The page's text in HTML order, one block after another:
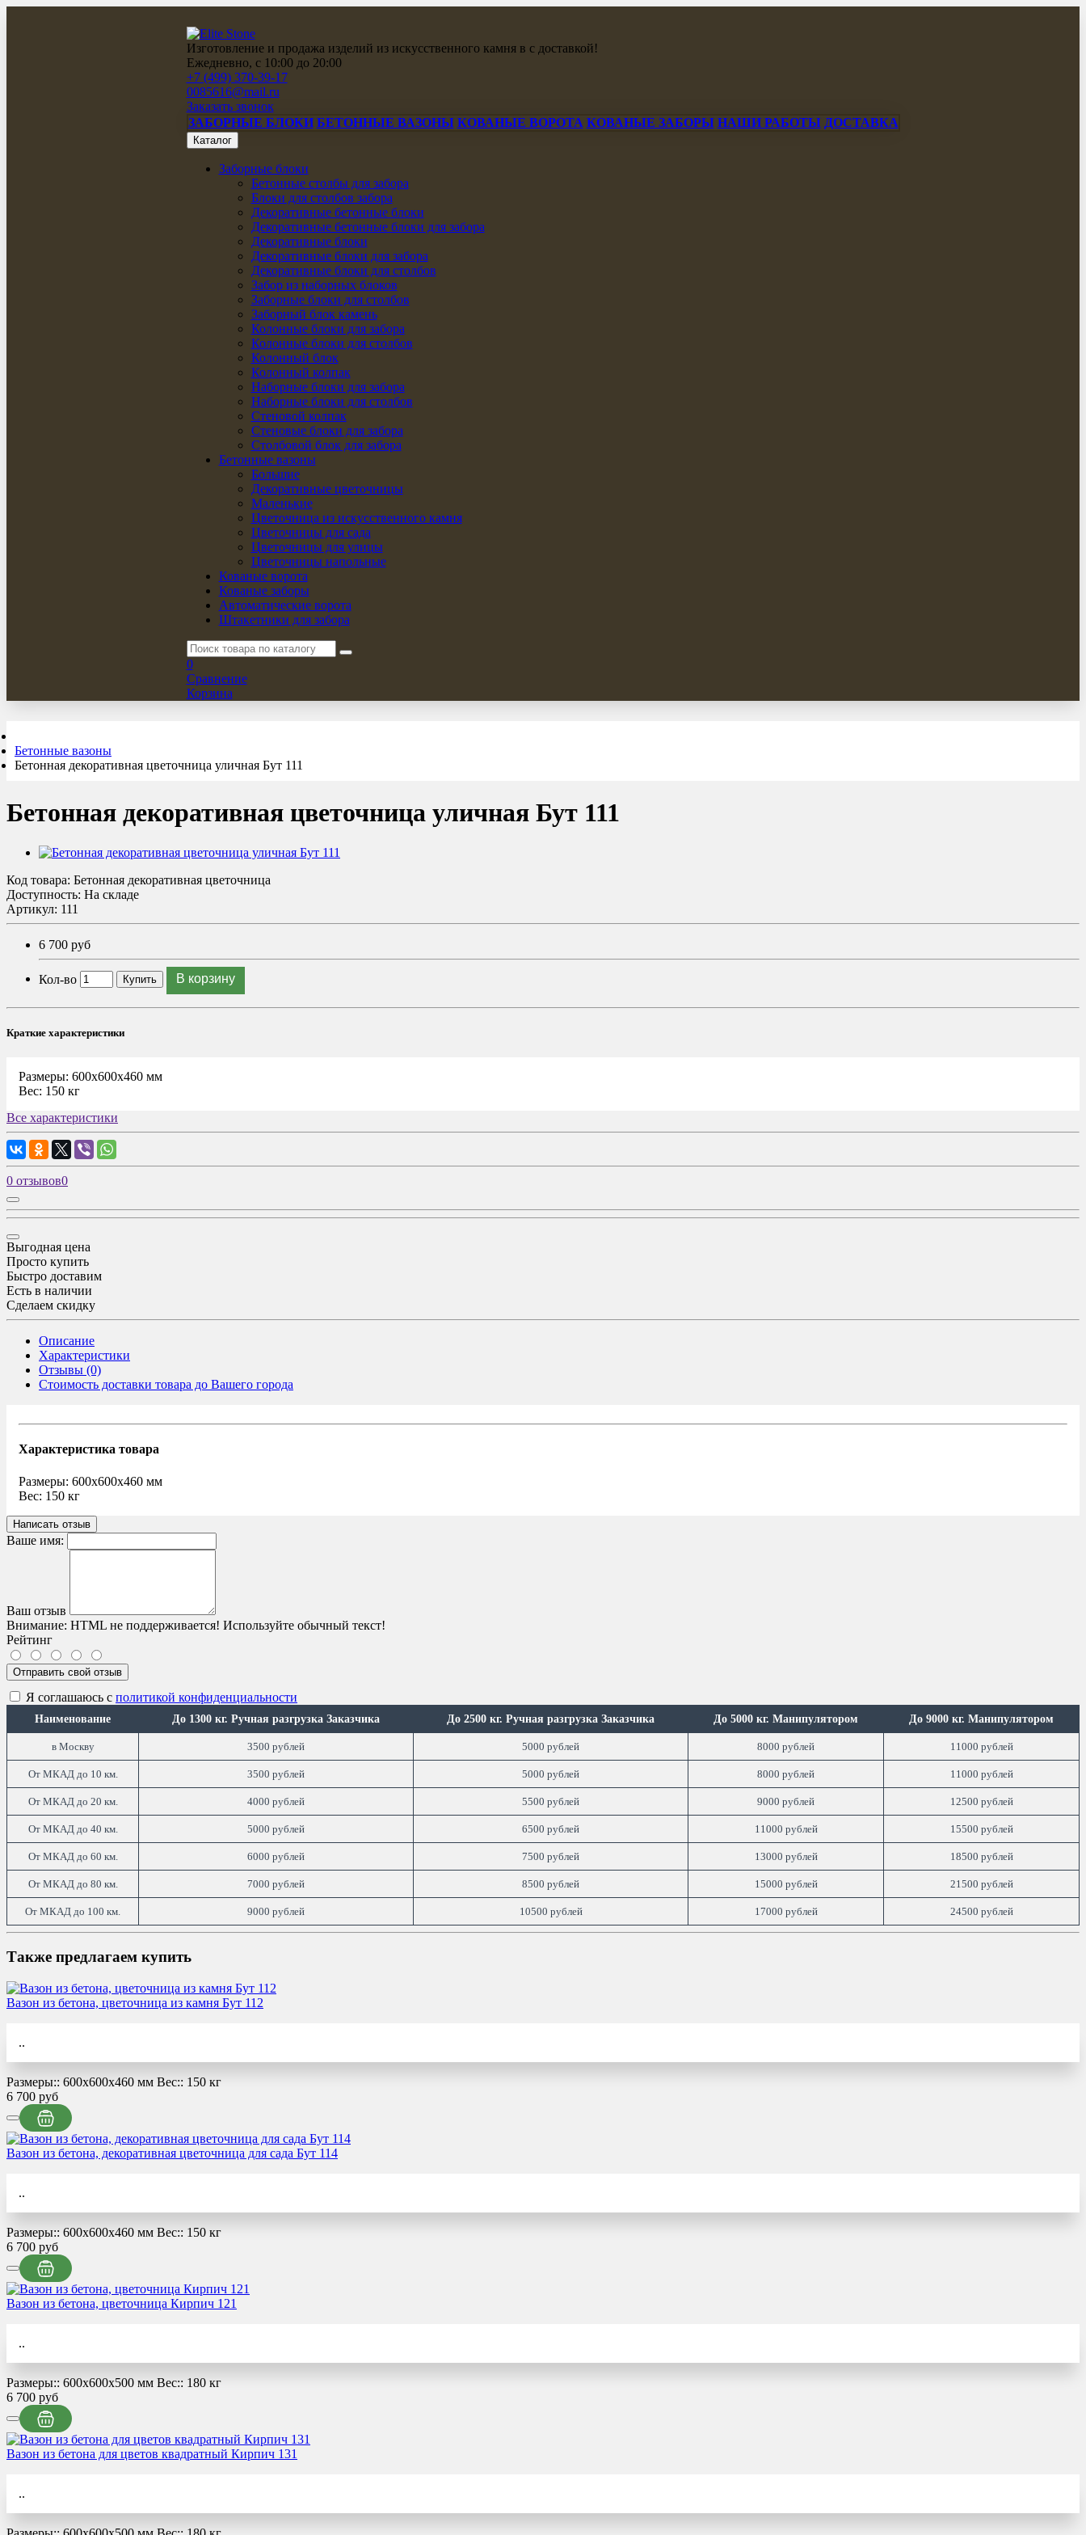
Изготовление и продажа изделий из искусственного камня в с доставкой!
Ежедневно, с 10:00 до 20:00
+7 (499) 370-39-17
0085616@mail.ru
Заказать звонок
ЗАБОРНЫЕ БЛОКИ БЕТОННЫЕ ВАЗОНЫ КОВАНЫЕ ВОРОТА КОВАНЫЕ ЗАБОРЫ НАШИ РАБОТЫ ДОСТАВКА
Каталог
Заборные блоки
Бетонные столбы для забора
Блоки для столбов забора
Декоративные бетонные блоки
Декоративные бетонные блоки для забора
Декоративные блоки
Декоративные блоки для забора
Декоративные блоки для столбов
Забор из наборных блоков
Заборные блоки для столбов
Заборный блок камень
Колонные блоки для забора
Колонные блоки для столбов
Колонный блок
Колонный колпак
Наборные блоки для забора
Наборные блоки для столбов
Стеновой колпак
Стеновые блоки для забора
Столбовой блок для забора
Бетонные вазоны
Большие
Декоративные цветочницы
Маленькие
Цветочница из искусственного камня
Цветочницы для сада
Цветочницы для улицы
Цветочницы напольные
Кованые ворота
Кованые заборы
Автоматические ворота
Штакетники для забора
0
Сравнение
Корзина
Бетонные вазоны
Бетонная декоративная цветочница уличная Бут 111
Бетонная декоративная цветочница уличная Бут 111
Код товара: Бетонная декоративная цветочница
Доступность: На складе
Артикул: 111
6 700 руб
Кол-во Купить В корзину
Краткие характеристики
Размеры: 600x600x460 мм
Вес: 150 кг
Все характеристики
0 отзывов0
Выгодная цена
Просто купить
Быстро доставим
Есть в наличии
Сделаем скидку
Описание
Характеристики
Отзывы (0)
Стоимость доставки товара до Вашего города
Характеристика товара
Размеры: 600x600x460 мм
Вес: 150 кг
Написать отзыв
Ваше имя:
Ваш отзыв
Внимание: HTML не поддерживается! Используйте обычный текст!
Рейтинг
Отправить свой отзыв
Я соглашаюсь с политикой конфиденциальности
Наименование До 1300 кг. Ручная разгрузка Заказчика До 2500 кг. Ручная разгрузка Заказчика До 5000 кг. Манипулятором До 9000 кг. Манипулятором
в Москву 3500 рублей 5000 рублей 8000 рублей 11000 рублей
От МКАД до 10 км. 3500 рублей 5000 рублей 8000 рублей 11000 рублей
От МКАД до 20 км. 4000 рублей 5500 рублей 9000 рублей 12500 рублей
От МКАД до 40 км. 5000 рублей 6500 рублей 11000 рублей 15500 рублей
От МКАД до 60 км. 6000 рублей 7500 рублей 13000 рублей 18500 рублей
От МКАД до 80 км. 7000 рублей 8500 рублей 15000 рублей 21500 рублей
От МКАД до 100 км. 9000 рублей 10500 рублей 17000 рублей 24500 рублей
Также предлагаем купить
Вазон из бетона, цветочница из камня Бут 112
..
Размеры:: 600x600x460 мм Вес:: 150 кг
6 700 руб
Вазон из бетона, декоративная цветочница для сада Бут 114
..
Размеры:: 600x600x460 мм Вес:: 150 кг
6 700 руб
Вазон из бетона, цветочница Кирпич 121
..
Размеры:: 600x600x500 мм Вес:: 180 кг
6 700 руб
Вазон из бетона для цветов квадратный Кирпич 131
..